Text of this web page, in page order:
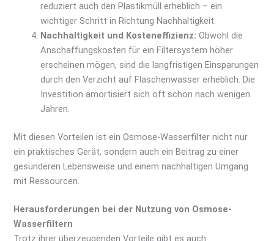
reduziert auch den Plastikmüll erheblich – ein
wichtiger Schritt in Richtung Nachhaltigkeit.
Nachhaltigkeit und Kosteneffizienz: Obwohl die
Anschaffungskosten für ein Filtersystem höher
erscheinen mögen, sind die langfristigen Einsparungen
durch den Verzicht auf Flaschenwasser erheblich. Die
Investition amortisiert sich oft schon nach wenigen
Jahren.
Mit diesen Vorteilen ist ein Osmose-Wasserfilter nicht nur
ein praktisches Gerät, sondern auch ein Beitrag zu einer
gesünderen Lebensweise und einem nachhaltigen Umgang
mit Ressourcen.
Herausforderungen bei der Nutzung von Osmose-
Wasserfiltern
Trotz ihrer überzeugenden Vorteile gibt es auch